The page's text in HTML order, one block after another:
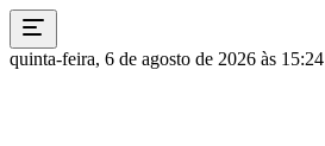
quinta-feira, 6 de agosto de 2026 às 15:24